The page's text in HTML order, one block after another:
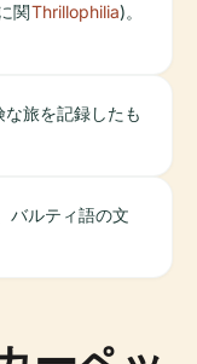
関Thrillophilia)。
旅を記録したも
バルティ語の文